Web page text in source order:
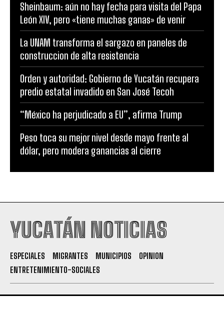
Sheinbaum: aún no hay fecha para visita del Papa
León XIV, pero «tiene muchas ganas» de venir
La UNAM transforma el sargazo en paneles de
construccion de alta resistencia
Orden y autoridad: Gobierno de Yucatán recupera
predio estatal invadido en San José Tecoh
“México ha perjudicado a EU”, afirma Trump
Peso toca su mejor nivel desde mayo frente al
dólar, pero modera ganancias al cierre
YUCATÁN NOTICIAS
ESPECIALES MIGRANTES MUNICIPIOS
OPINION
ENTRETENIMIENTO-SOCIALES